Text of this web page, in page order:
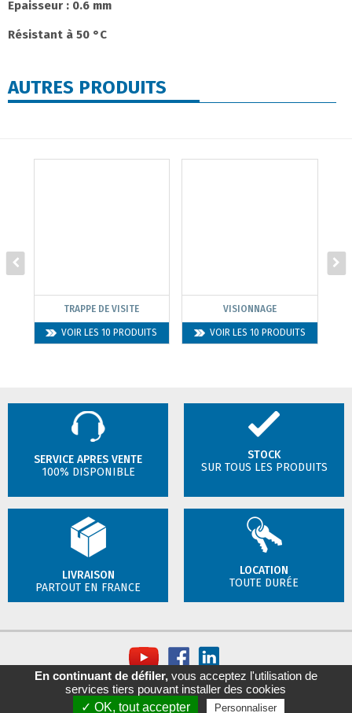
Epaisseur : 0.6 mm
Résistant à 50 °C
AUTRES PRODUITS
TRAPPE DE VISITE
VOIR LES 10 PRODUITS
VISIONNAGE
VOIR LES 10 PRODUITS
SERVICE APRES VENTE
100% DISPONIBLE
STOCK
SUR TOUS LES PRODUITS
LIVRAISON
PARTOUT EN FRANCE
LOCATION
TOUTE DURÉE
Mentions légales-Politique de confidentialité-Gestion des cookies
En continuant de défiler,vous acceptez l'utilisation de
services tiers pouvant installer des cookies
✓ OK, tout accepter
Personnaliser